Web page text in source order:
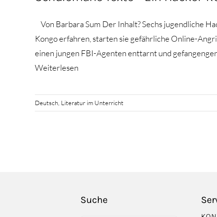
Von Barbara Sum Der Inhalt? Sechs jugendliche
Kongo erfahren, starten sie gefährliche Online-
einen jungen FBI-Agenten enttarnt und
Weiterlesen
Deutsch Literatur im Unterricht
Suche